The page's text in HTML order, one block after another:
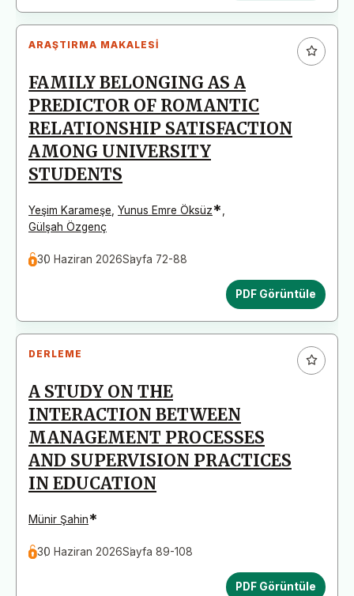
ARAŞTIRMA MAKALESI
FAMILY BELONGING AS A
PREDICTOR OF ROMANTIC
RELATIONSHIP SATISFACTION
AMONG UNIVERSITY
STUDENTS
Yeşim Karameşe Yunus Emre Öksüz*
Gülşah Özgenç
30 Haziran 2026Sayfa 72-88
PDF Görüntüle
DERLEME
A STUDY ON THE
INTERACTION BETWEEN
MANAGEMENT PROCESSES
AND SUPERVISION PRACTICES
IN EDUCATION
Münir Şahin*
30 Haziran 2026Sayfa 89-108
PDF Görüntüle